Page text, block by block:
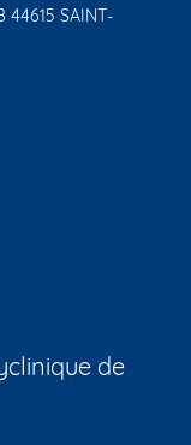
44615 SAINT-
de